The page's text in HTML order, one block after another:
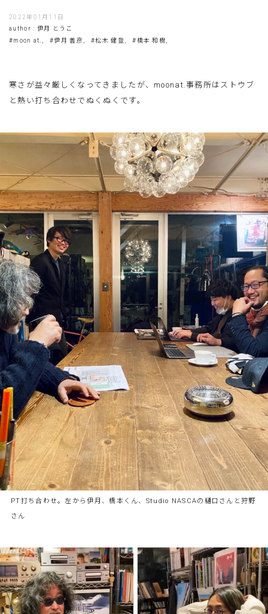
2022年01月11日
author : 伊月 とうこ
#moon at.,
#伊月 善彦, #松木 健登, #橋本 和樹,
寒さが益々厳しくなってきましたが、moonat.事務所はストウブ
と熱い打ち合わせでぬくぬくです。
PT打ち合わせ。左から伊月、橋本くん、Studio NASCAの樋口さんと狩野
さん